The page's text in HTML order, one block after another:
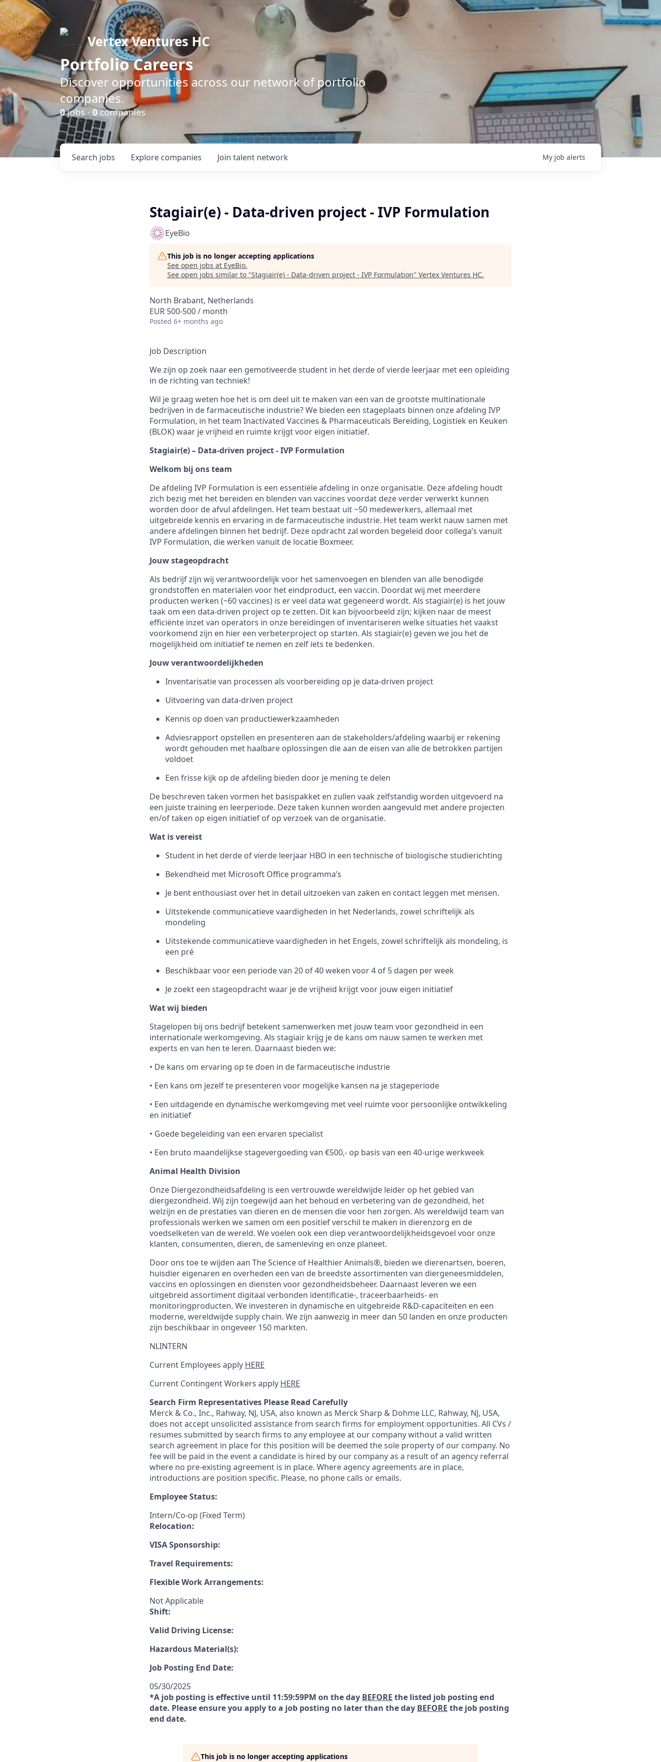
Vertex Ventures HC
Portfolio Careers
Discover opportunities across our network of portfolio
companies.
0jobs · 0companies
Search jobs Explore companies Join talent network My job alerts
Stagiair(e) - Data-driven project - IVP Formulation
EyeBio
This job is no longer accepting applications
See open jobs at EyeBio.
See open jobs similar to "Stagiair(e) - Data-driven project - IVP Formulation" Vertex Ventures HC.
North Brabant, Netherlands
EUR 500-500 / month
Posted 6+ months ago
Job Description
We zijn op zoek naar een gemotiveerde student in het derde of vierde leerjaar met een opleiding
in de richting van techniek!
Wil je graag weten hoe het is om deel uit te maken van een van de grootste multinationale
bedrijven in de farmaceutische industrie? We bieden een stageplaats binnen onze afdeling IVP
Formulation, in het team Inactivated Vaccines & Pharmaceuticals Bereiding, Logistiek en Keuken
(BLOK) waar je vrijheid en ruimte krijgt voor eigen initiatief.
Stagiair(e) – Data-driven project - IVP Formulation
Welkom bij ons team
De afdeling IVP Formulation is een essentiële afdeling in onze organisatie. Deze afdeling houdt
zich bezig met het bereiden en blenden van vaccines voordat deze verder verwerkt kunnen
worden door de afvul afdelingen. Het team bestaat uit ~50 medewerkers, allemaal met
uitgebreide kennis en ervaring in de farmaceutische industrie. Het team werkt nauw samen met
andere afdelingen binnen het bedrijf. Deze opdracht zal worden begeleid door collega’s vanuit
IVP Formulation, die werken vanuit de locatie Boxmeer.
Jouw stageopdracht
Als bedrijf zijn wij verantwoordelijk voor het samenvoegen en blenden van alle benodigde
grondstoffen en materialen voor het eindproduct, een vaccin. Doordat wij met meerdere
producten werken (~60 vaccines) is er veel data wat gegeneerd wordt. Als stagiair(e) is het jouw
taak om een data-driven project op te zetten. Dit kan bijvoorbeeld zijn; kijken naar de meest
efficiënte inzet van operators in onze bereidingen of inventariseren welke situaties het vaakst
voorkomend zijn en hier een verbeterproject op starten. Als stagiair(e) geven we jou het de
mogelijkheid om initiatief te nemen en zelf iets te bedenken.
Jouw verantwoordelijkheden
Inventarisatie van processen als voorbereiding op je data-driven project
Uitvoering van data-driven project
Kennis op doen van productiewerkzaamheden
Adviesrapport opstellen en presenteren aan de stakeholders/afdeling waarbij er rekening
wordt gehouden met haalbare oplossingen die aan de eisen van alle de betrokken partijen
voldoet
Een frisse kijk op de afdeling bieden door je mening te delen
De beschreven taken vormen het basispakket en zullen vaak zelfstandig worden uitgevoerd na
een juiste training en leerperiode. Deze taken kunnen worden aangevuld met andere projecten
en/of taken op eigen initiatief of op verzoek van de organisatie.
Wat is vereist
Student in het derde of vierde leerjaar HBO in een technische of biologische studierichting
Bekendheid met Microsoft Office programma’s
Je bent enthousiast over het in detail uitzoeken van zaken en contact leggen met mensen.
Uitstekende communicatieve vaardigheden in het Nederlands, zowel schriftelijk als
mondeling
Uitstekende communicatieve vaardigheden in het Engels, zowel schriftelijk als mondeling, is
een pré
Beschikbaar voor een periode van 20 of 40 weken voor 4 of 5 dagen per week
Je zoekt een stageopdracht waar je de vrijheid krijgt voor jouw eigen initiatief
Wat wij bieden
Stagelopen bij ons bedrijf betekent samenwerken met jouw team voor gezondheid in een
internationale werkomgeving. Als stagiair krijg je de kans om nauw samen te werken met
experts en van hen te leren. Daarnaast bieden we:
• De kans om ervaring op te doen in de farmaceutische industrie
• Een kans om jezelf te presenteren voor mogelijke kansen na je stageperiode
• Een uitdagende en dynamische werkomgeving met veel ruimte voor persoonlijke ontwikkeling
en initiatief
• Goede begeleiding van een ervaren specialist
• Een bruto maandelijkse stagevergoeding van €500,- op basis van een 40-urige werkweek
Animal Health Division
Onze Diergezondheidsafdeling is een vertrouwde wereldwijde leider op het gebied van
diergezondheid. Wij zijn toegewijd aan het behoud en verbetering van de gezondheid, het
welzijn en de prestaties van dieren en de mensen die voor hen zorgen. Als wereldwijd team van
professionals werken we samen om een positief verschil te maken in dierenzorg en de
voedselketen van de wereld. We voelen ook een diep verantwoordelijkheidsgevoel voor onze
klanten, consumenten, dieren, de samenleving en onze planeet.
Door ons toe te wijden aan The Science of Healthier Animals®, bieden we dierenartsen, boeren,
huisdier eigenaren en overheden een van de breedste assortimenten van diergeneesmiddelen,
vaccins en oplossingen en diensten voor gezondheidsbeheer. Daarnaast leveren we een
uitgebreid assortiment digitaal verbonden identificatie-, traceerbaarheids- en
monitoringproducten. We investeren in dynamische en uitgebreide R&D-capaciteiten en een
moderne, wereldwijde supply chain. We zijn aanwezig in meer dan 50 landen en onze producten
zijn beschikbaar in ongeveer 150 markten.
NLINTERN
Current Employees apply HERE
Current Contingent Workers apply HERE
Search Firm Representatives Please Read Carefully
Merck & Co., Inc., Rahway, NJ, USA, also known as Merck Sharp & Dohme LLC, Rahway, NJ, USA,
does not accept unsolicited assistance from search firms for employment opportunities. All CVs /
resumes submitted by search firms to any employee at our company without a valid written
search agreement in place for this position will be deemed the sole property of our company. No
fee will be paid in the event a candidate is hired by our company as a result of an agency referral
where no pre-existing agreement is in place. Where agency agreements are in place,
introductions are position specific. Please, no phone calls or emails.
Employee Status:
Intern/Co-op (Fixed Term)
Relocation:
VISA Sponsorship:
Travel Requirements:
Flexible Work Arrangements:
Not Applicable
Shift:
Valid Driving License:
Hazardous Material(s):
Job Posting End Date:
05/30/2025
*A job posting is effective until 11:59:59PM on the day BEFORE the listed job posting end
date. Please ensure you apply to a job posting no later than the day BEFORE the job posting
end date.
This job is no longer accepting applications